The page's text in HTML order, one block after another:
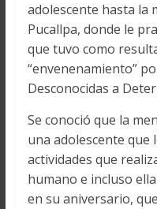
adolescente hasta la
Pucallpa, donde le
que tuvo como
“envenenamiento”
Desconocidas a
Se conoció que la
una adolescente que
actividades que
humano e incluso
en su aniversario,